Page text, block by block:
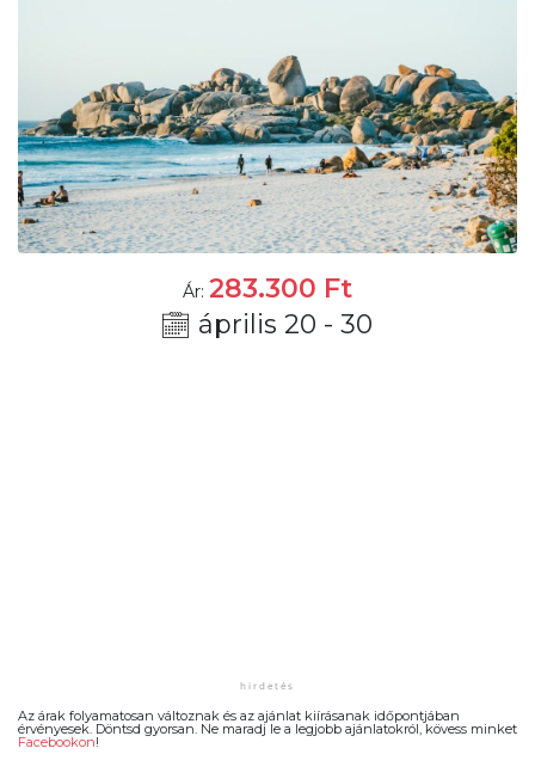
Ár: 283.300 Ft
április 20 - 30
Az árak folyamatosan változnak és az ajánlat kiírásanak időpontjában
érvényesek. Döntsd gyorsan. Ne maradj le a legjobb ajánlatokról, kövess minket
Facebookon!